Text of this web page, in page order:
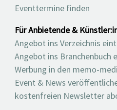
Eventtermine finden
Für Anbietende &
Angebot ins Verzeichnis
Angebot ins Branchenbuch
Werbung in den memo-
Event & News
kostenfreien Newsletter